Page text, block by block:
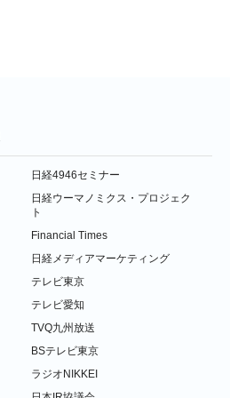
日経4946セミナー
日経ウーマノミクス・プロジェク
ト
Financial Times
日経メディアマーケティング
テレビ東京
テレビ愛知
TVQ九州放送
BSテレビ東京
ラジオNIKKEI